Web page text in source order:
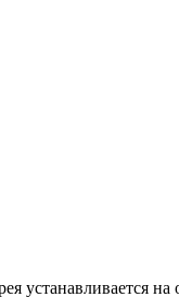
устанавливается